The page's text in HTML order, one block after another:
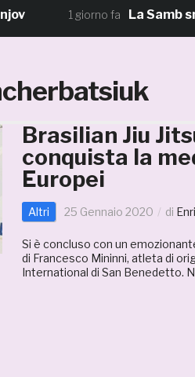
1 giorno fa La Samb
Brasilian Jiu
conquista la
Europei
Altri 25 Gennaio 2020 di
Si è concluso con un
di Francesco Mininni, atleta di
International di San Benedetto.